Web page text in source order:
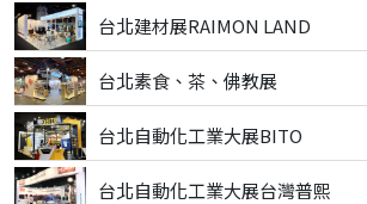
台北建材展RAIMON LAND
台北素食、茶、佛教展
台北自動化工業大展BITO
台北自動化工業大展台灣普熙